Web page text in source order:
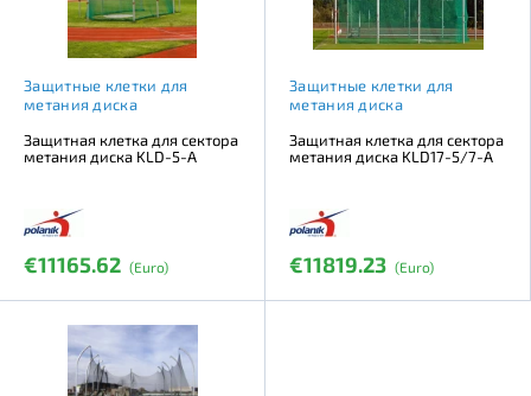
Защитные клетки для
метания диска
Защитная клетка для сектора
метания диска KLD-5-A
€11165.62 (Euro)
Защитные клетки для
метания диска
Защитная клетка для сектора
метания диска KLD17-5/7-A
€11819.23 (Euro)